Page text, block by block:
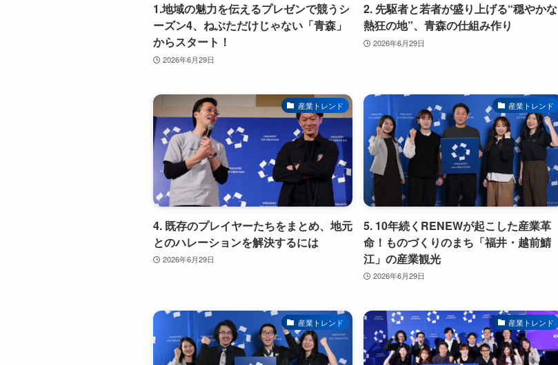
1.地域の魅力を伝えるプレゼンで競うシ
ーズン4、ねぶただけじゃない「青森」
からスタート！
2026年6月29日
2. 先駆者と若者が盛り上げる“穏やかな
熱狂の地”、青森の仕組み作り
2026年6月29日
産業トレンド
4. 既存のプレイヤーたちをまとめ、地元
とのハレーションを解決するには
2026年6月29日
産業トレンド
5. 10年続くRENEWが起こした産業革
命！ものづくりのまち「福井・越前鯖
江」の産業観光
2026年6月29日
産業トレンド 産業トレンド